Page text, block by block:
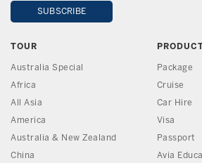
TOUR
Australia Special
Africa
All Asia
America
Australia & New Zealand
China
Package
Cruise
Car Hire
Visa
Passport
Avia